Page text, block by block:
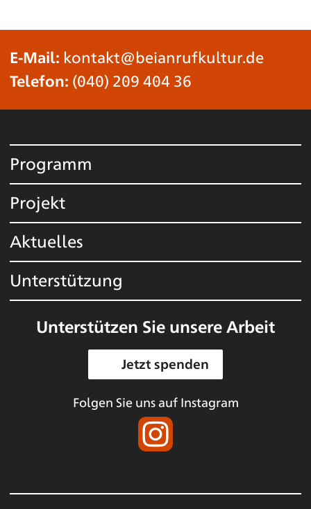
E-Mail: kontakt@beianrufkultur.de
Telefon: (040) 209 404 36
Programm
Projekt
Aktuelles
Unterstützung
Unterstützen Sie unsere Arbeit
Jetzt spenden
Folgen Sie uns auf Instagram